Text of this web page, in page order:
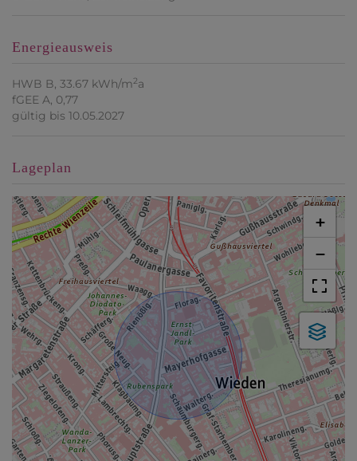
Energieausweis
HWB B, 33.67 kWh/m2a
fGEE A, 0,77
gültig bis 10.05.2027
Lageplan
+
−